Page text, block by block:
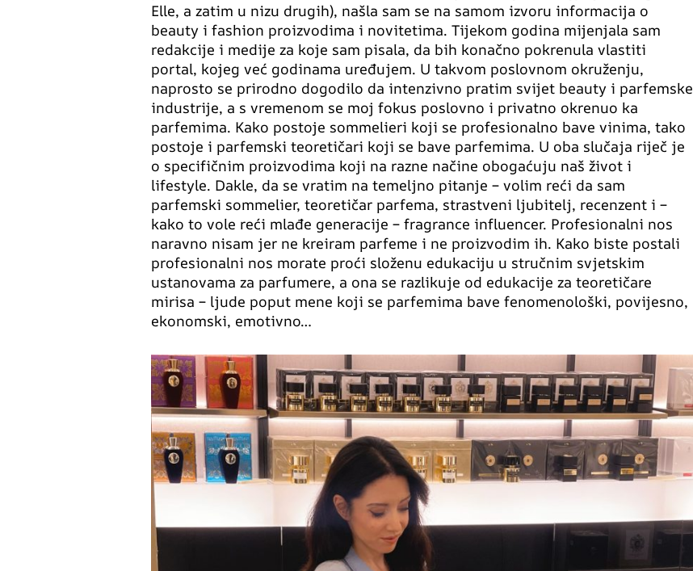
Elle, a zatim u nizu drugih), našla sam se na samom izvoru informacija o
beauty i fashion proizvodima i novitetima. Tijekom godina mijenjala sam
redakcije i medije za koje sam pisala, da bih konačno pokrenula vlastiti
portal, kojeg već godinama uređujem. U takvom poslovnom okruženju,
naprosto se prirodno dogodilo da intenzivno pratim svijet beauty i parfemske
industrije, a s vremenom se moj fokus poslovno i privatno okrenuo ka
parfemima. Kako postoje sommelieri koji se profesionalno bave vinima, tako
postoje i parfemski teoretičari koji se bave parfemima. U oba slučaja riječ je
o specifičnim proizvodima koji na razne načine obogaćuju naš život i
lifestyle. Dakle, da se vratim na temeljno pitanje – volim reći da sam
parfemski sommelier, teoretičar parfema, strastveni ljubitelj, recenzent i –
kako to vole reći mlađe generacije – fragrance influencer. Profesionalni nos
naravno nisam jer ne kreiram parfeme i ne proizvodim ih. Kako biste postali
profesionalni nos morate proći složenu edukaciju u stručnim svjetskim
ustanovama za parfumere, a ona se razlikuje od edukacije za teoretičare
mirisa – ljude poput mene koji se parfemima bave fenomenološki, povijesno,
ekonomski, emotivno…